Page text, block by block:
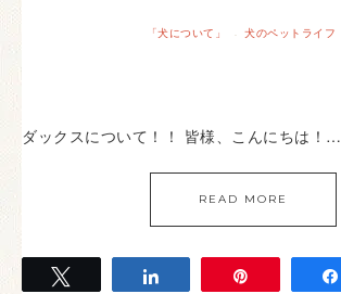
「犬について」 · 犬のペットライフ
ダックスについて！！ 皆様、こんにちは！…
READ MORE